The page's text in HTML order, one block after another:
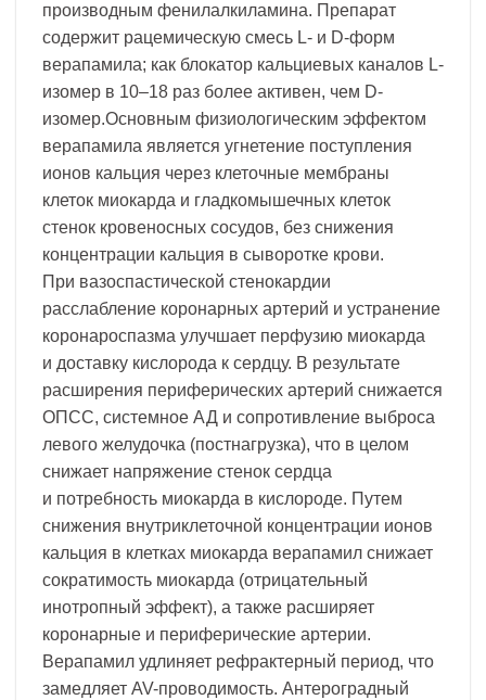
производным фенилалкиламина. Препарат
содержит рацемическую смесь L- и D-форм
верапамила; как блокатор кальциевых каналов L-
изомер в 10–18 раз более активен, чем D-
изомер.Основным физиологическим эффектом
верапамила является угнетение поступления
ионов кальция через клеточные мембраны
клеток миокарда и гладкомышечных клеток
стенок кровеносных сосудов, без снижения
концентрации кальция в сыворотке крови.
При вазоспастической стенокардии
расслабление коронарных артерий и устранение
коронароспазма улучшает перфузию миокарда
и доставку кислорода к сердцу. В результате
расширения периферических артерий снижается
ОПСС, системное АД и сопротивление выброса
левого желудочка (постнагрузка), что в целом
снижает напряжение стенок сердца
и потребность миокарда в кислороде. Путем
снижения внутриклеточной концентрации ионов
кальция в клетках миокарда верапамил снижает
сократимость миокарда (отрицательный
инотропный эффект), а также расширяет
коронарные и периферические артерии.
Верапамил удлиняет рефрактерный период, что
замедляет AV-проводимость. Антероградный